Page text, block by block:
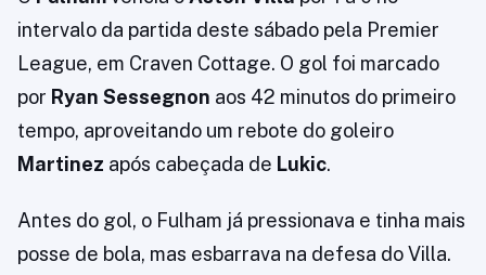
intervalo da partida deste sábado pela Premier
League, em Craven Cottage. O gol foi marcado
por Ryan Sessegnon aos 42 minutos do primeiro
tempo, aproveitando um rebote do goleiro
Martinez após cabeçada de Lukic.
Antes do gol, o Fulham já pressionava e tinha mais
posse de bola, mas esbarrava na defesa do Villa.